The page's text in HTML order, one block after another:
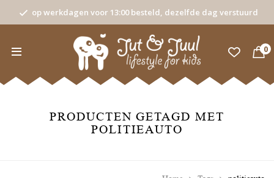
op werkdagen voor 13:00 besteld, dezelfde dag verstuurd
0
PRODUCTEN GETAGD MET
POLITIEAUTO